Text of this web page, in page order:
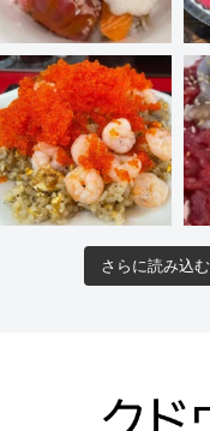
さらに読み込む